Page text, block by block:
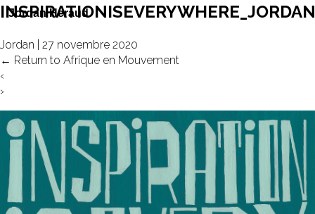
Jordan
27 novembre 2020
← Return to Afrique en Mouvement
‹
›